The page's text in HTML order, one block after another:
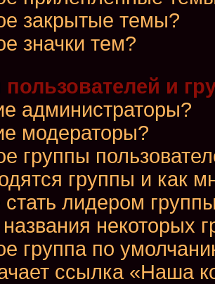
закрытые темы?
значки тем?
и
администраторы?
модераторы?
группы
группы и как
лидером
некоторых
группа по
ссылка «Наша